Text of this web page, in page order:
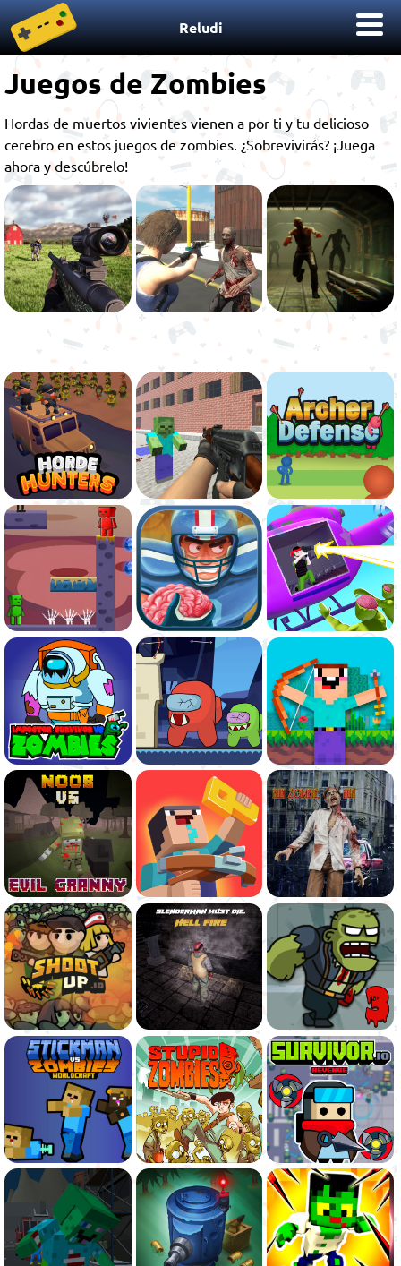
Reludi
Juegos de Zombies
Hordas de muertos vivientes vienen a por ti y tu delicioso
cerebro en estos juegos de zombies. ¿Sobrevivirás? ¡Juega
ahora y descúbrelo!